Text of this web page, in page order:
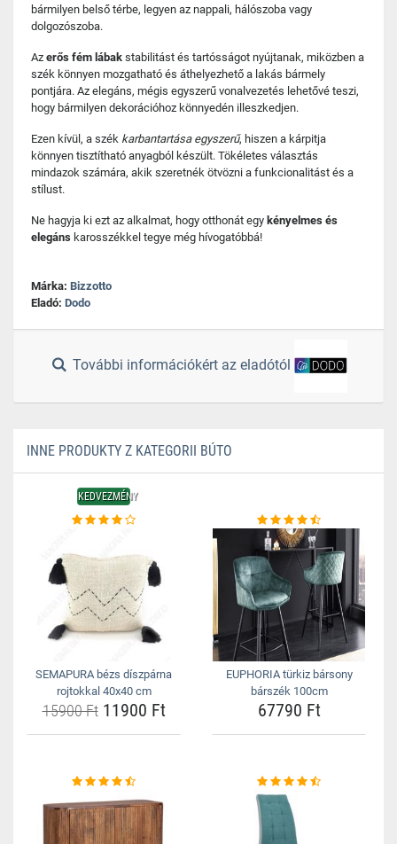
bármilyen belső térbe, legyen az nappali, hálószoba vagy
dolgozószoba.
Az erős fém lábak stabilitást és tartósságot nyújtanak, miközben a
szék könnyen mozgatható és áthelyezhető a lakás bármely
pontjára. Az elegáns, mégis egyszerű vonalvezetés lehetővé teszi,
hogy bármilyen dekorációhoz könnyedén illeszkedjen.
Ezen kívül, a szék karbantartása egyszerű, hiszen a kárpitja
könnyen tisztítható anyagból készült. Tökéletes választás
mindazok számára, akik szeretnék ötvözni a funkcionalitást és a
stílust.
Ne hagyja ki ezt az alkalmat, hogy otthonát egy kényelmes és
elegáns karosszékkel tegye még hívogatóbbá!
Márka: Bizzotto
Eladó: Dodo
További információkért az eladótól
INNE PRODUKTY Z KATEGORII BÚTO
KEDVEZMÉNY
SEMAPURA bézs díszpárna
rojtokkal 40x40 cm
15900 Ft11900 Ft
EUPHORIA türkiz bársony
bárszék 100cm
67790 Ft